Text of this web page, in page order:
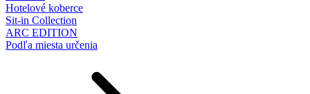
Hotelové koberce
Sit-in Collection
ARC EDITION
Podľa miesta určenia